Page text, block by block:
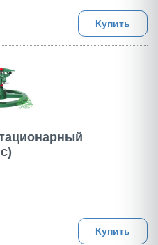
Купить
Купить